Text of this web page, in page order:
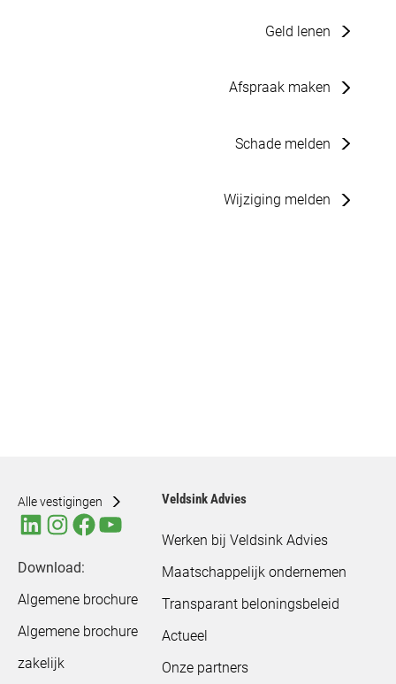
Geld lenen
Afspraak maken
Schade melden
Wijziging melden
Alle vestigingen
Download:
Algemene brochure
Algemene brochure
zakelijk
Veldsink Advies
Werken bij Veldsink Advies
Maatschappelijk ondernemen
Transparant beloningsbeleid
Actueel
Onze partners